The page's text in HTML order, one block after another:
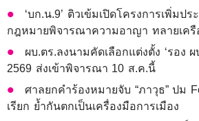
‘บก.น.9’ ติวเข้มเปิดโครงการเพิ่มป
กฎหมายพิจารณาความอาญา ทลายเครื
ผบ.ตร.ลงนามคัดเลือกแต่งตั้ง ‘รอง ผ
2569 ส่งเข้าพิจารณา 10 ส.ค.นี้
ศาลยกคำร้องหมายจับ “ภาวุธ” ปม
เรียก ย้ำกันตกเป็นเครื่องมือการเมือง